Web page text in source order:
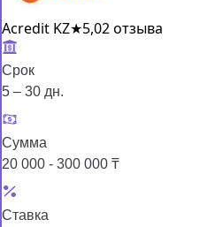
Acredit KZ★5,02 отзыва
Срок
5 – 30 дн.
Сумма
20 000 - 300 000 ₸
Ставка